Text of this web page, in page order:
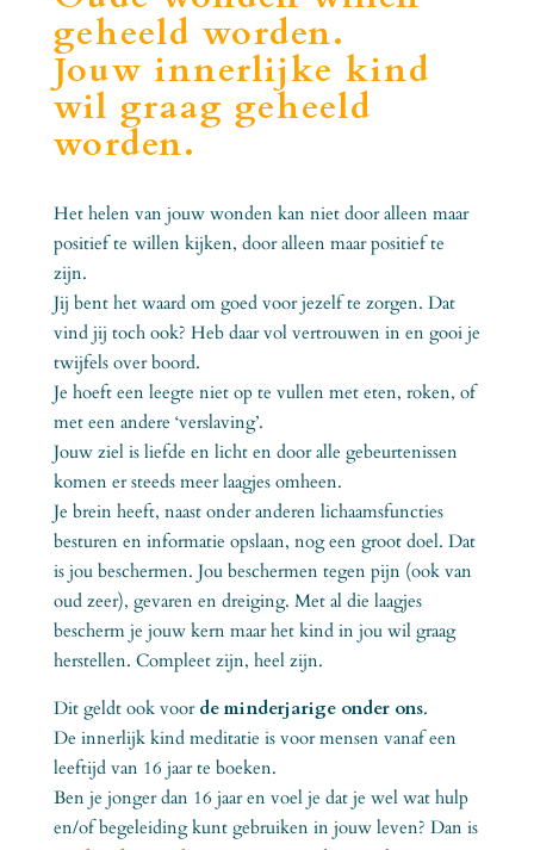
geheeld worden.
Jouw innerlijke kind
wil graag geheeld
worden.
Het helen van jouw wonden kan niet door alleen maar
positief te willen kijken, door alleen maar positief te
zijn.
Jij bent het waard om goed voor jezelf te zorgen. Dat
vind jij toch ook? Heb daar vol vertrouwen in en gooi je
twijfels over boord.
Je hoeft een leegte niet op te vullen met eten, roken, of
met een andere ‘verslaving’.
Jouw ziel is liefde en licht en door alle gebeurtenissen
komen er steeds meer laagjes omheen.
Je brein heeft, naast onder anderen lichaamsfuncties
besturen en informatie opslaan, nog een groot doel. Dat
is jou beschermen. Jou beschermen tegen pijn (ook van
oud zeer), gevaren en dreiging. Met al die laagjes
bescherm je jouw kern maar het kind in jou wil graag
herstellen. Compleet zijn, heel zijn.
Dit geldt ook voor de minderjarige onder ons.
De innerlijk kind meditatie is voor mensen vanaf een
leeftijd van 16 jaar te boeken.
Ben je jonger dan 16 jaar en voel je dat je wel wat hulp
en/of begeleiding kunt gebruiken in jouw leven? Dan is